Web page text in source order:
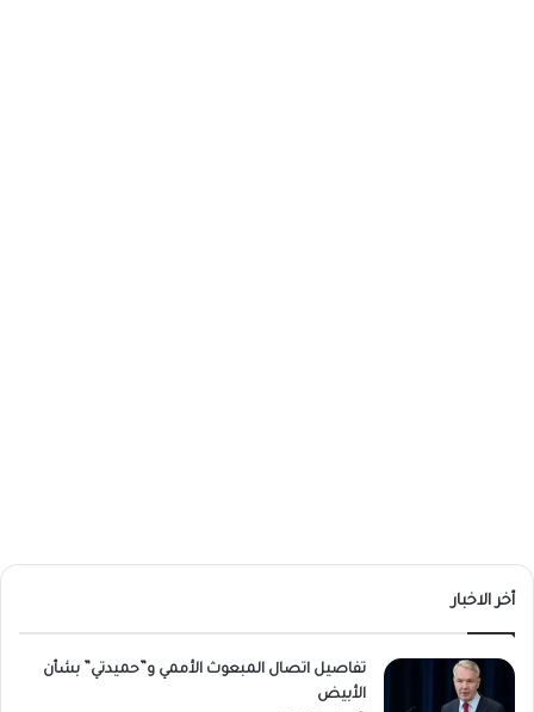
أخر الاخبار
تفاصيل اتصال المبعوث الأممي و”حميدتي” بشأن
الأبيض